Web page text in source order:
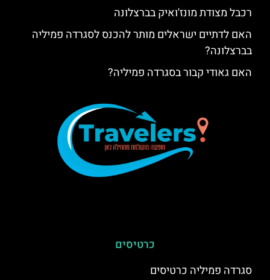
רכבל מצודת מונז'ואיק בברצלונה
האם לדתיים ישראלים מותר להכנס לסגרדה פמיליה
בברצלונה?
האם גאודי קבור בסגרדה פמיליה?
כרטיסים
סגרדה פמיליה כרטיסים